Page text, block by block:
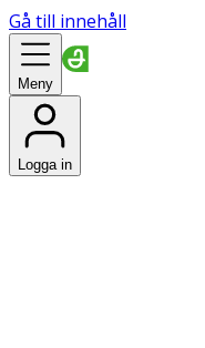
Gå till innehåll
Meny
Logga in